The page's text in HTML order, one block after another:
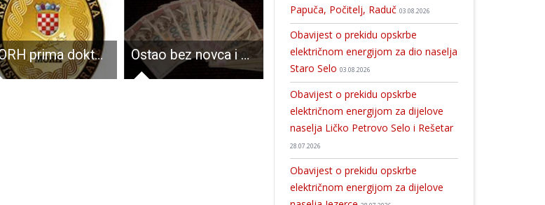
MORH prima doktore medicine ili specijaliste grana medicine, doktore veterinarske medicine, magistra farmacije i vojne specijaliste časnike i dočasnike Ostao bez novca i mobitela Sretan i blagoslovljen Dan Hrvatske neovisnosti želi Vam zajednica utemeljitelja HDZ-a “dr. Franjo Tuđman”
Papuča, Počitelj, Raduč 03.08.2026
Obavijest o prekidu opskrbe
električnom energijom za dio naselja
Staro Selo 03.08.2026
Obavijest o prekidu opskrbe
električnom energijom za dijelove
naselja Ličko Petrovo Selo i Rešetar
28.07.2026
Obavijest o prekidu opskrbe
električnom energijom za dijelove